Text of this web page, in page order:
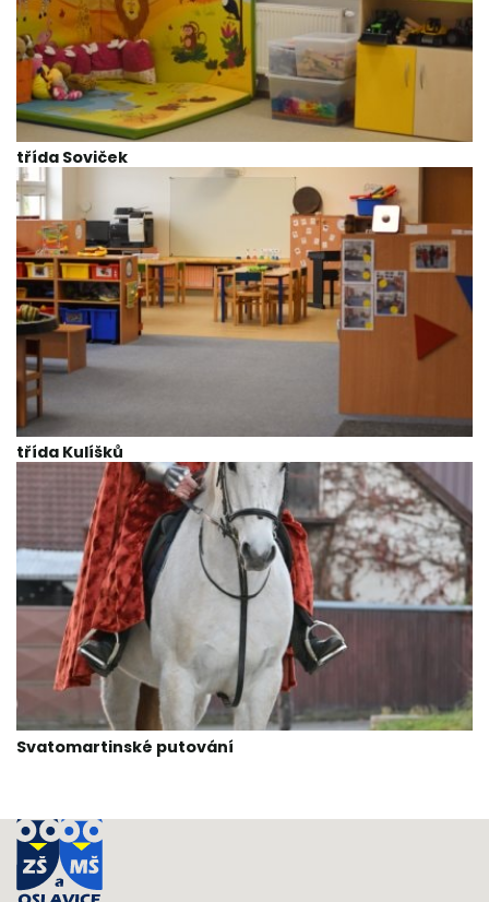
třída Soviček
třída Kulíšků
Svatomartinské putování